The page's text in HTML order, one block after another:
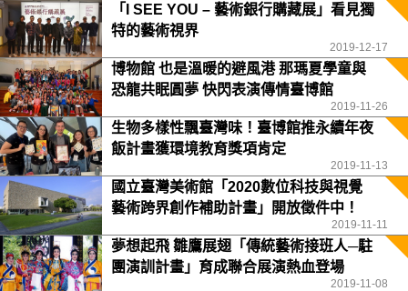
「I SEE YOU – 藝術銀行購藏展」看見獨
特的藝術視界
2019-12-17
博物館 也是溫暖的避風港 那瑪夏學童與
恐龍共眠圓夢 快閃表演傳情臺博館
2019-11-26
生物多樣性飄臺灣味！臺博館推永續年夜
飯計畫獲環境教育獎項肯定
2019-11-13
國立臺灣美術館「2020數位科技與視覺
藝術跨界創作補助計畫」開放徵件中！
2019-11-11
夢想起飛 雛鷹展翅「傳統藝術接班人─駐
團演訓計畫」育成聯合展演熱血登場
2019-11-08